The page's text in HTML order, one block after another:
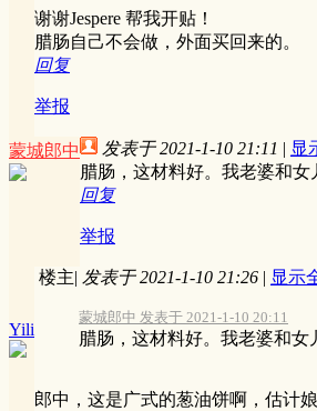
谢谢Jespere 帮我开贴！
腊肠自己不会做，外面买回来的。
回复
举报
蒙城郎中 发表于 2021-1-10 21:11 | 显
腊肠，这材料好。我老婆和
回复
举报
Yili
楼主| 发表于 2021-1-10 21:26 | 显示
蒙城郎中 发表于 2021-1-10 20:11
腊肠，这材料好。我老婆和
郎中，这是广式的葱油饼啊，估计